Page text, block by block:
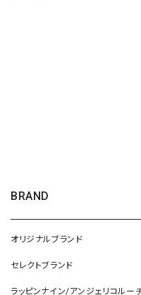
BRAND
オリジナルブランド
セレクトブランド
ラッピンナイン/アンジェリコルー